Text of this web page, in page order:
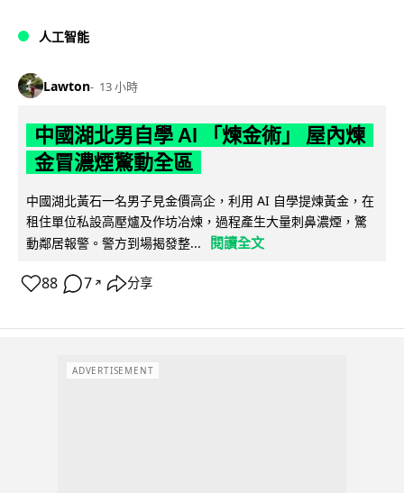
人工智能
Lawton 13 小時
中國湖北男自學 AI 「煉金術」 屋內煉
金冒濃煙驚動全區
中國湖北黃石一名男子見金價高企，利用 AI 自學提煉黃金，在
租住單位私設高壓爐及作坊冶煉，過程產生大量刺鼻濃煙，驚
動鄰居報警。警方到場揭發整...
閱讀全文
88 7 ↗ 分享
ADVERTISEMENT